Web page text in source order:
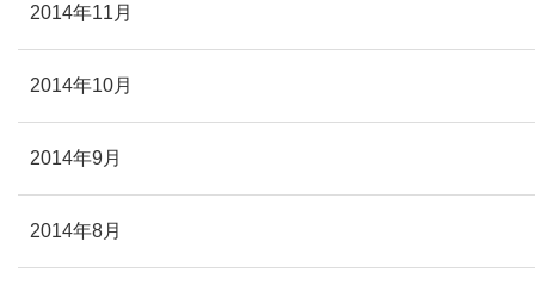
2014年11月
2014年10月
2014年9月
2014年8月